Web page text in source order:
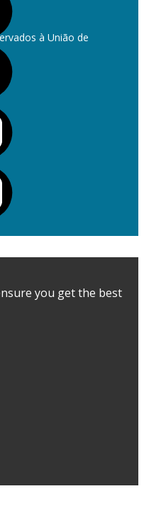
à União de
you get the best